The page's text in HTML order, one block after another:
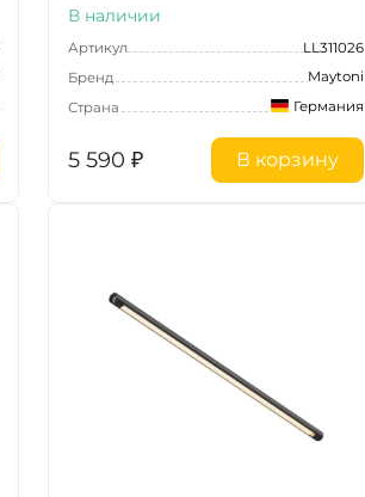
В наличии
Артикул
LL311026
Бренд
Maytoni
Страна
Германия
5 590 ₽ В корзину